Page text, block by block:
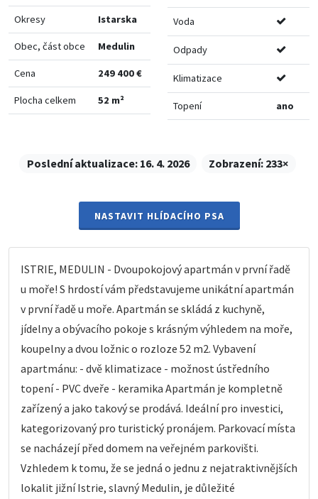
Okresy Istarska
Obec, část obce Medulin
Cena 249 400 €
Plocha celkem 52 m²
Voda
Odpady
Klimatizace
Topení ano
Poslední aktualizace: 16. 4. 2026 Zobrazení: 233×
NASTAVIT HLÍDACÍHO PSA
ISTRIE, MEDULIN - Dvoupokojový apartmán v první řadě
u moře! S hrdostí vám představujeme unikátní apartmán
v první řadě u moře. Apartmán se skládá z kuchyně,
jídelny a obývacího pokoje s krásným výhledem na moře,
koupelny a dvou ložnic o rozloze 52 m2. Vybavení
apartmánu: - dvě klimatizace - možnost ústředního
topení - PVC dveře - keramika Apartmán je kompletně
zařízený a jako takový se prodává. Ideální pro investici,
kategorizovaný pro turistický pronájem. Parkovací místa
se nacházejí před domem na veřejném parkovišti.
Vzhledem k tomu, že se jedná o jednu z nejatraktivnějších
lokalit jižní Istrie, slavný Medulin, je důležité